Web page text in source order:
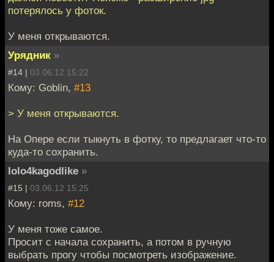
потерялось у фоток.
У меня открываются.
Урядник »
#14 | 03.06.12 15:22
Кому: Goblin, #13
> У меня открываются.
На Опере если тыкнуть в фотку, то предлагает что-то
куда-то сохранить.
lolo4kagodlike »
#15 | 03.06.12 15:25
Кому: roms, #12
У меня тоже самое.
Просит с начала сохранить, а потом в ручную
выбрать прогу чтобы посмотреть изображение.